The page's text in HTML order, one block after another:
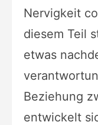
Nervigkeit
diesem Teil
etwas
Beziehung
entwickelt